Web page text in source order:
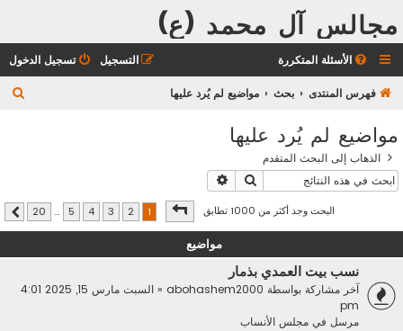
مجالس آل محمد (ع)
الأسئلة المتكررة تسجيل الدخول التسجيل
فهرس المنتدى بحث مواضيع لم يُرد عليها
ب
مواضيع لم يُرد عليها
الذهاب إلى البحث المتقدم
بحث
البحث وجد أكثر من 1000 تطابق صفحة1 من20
2
3
4
5
…
20 التالي
مواضيع
نسب بيت العمدي بذمار
آخر مشاركة بواسطة abohashem2000
«
السبت مارس 15, 2025 4:01
pm
مرسل في مجلس الأنساب